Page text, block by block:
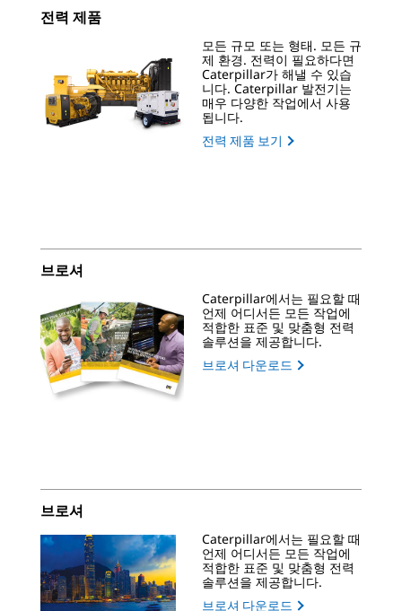
전력 제품
모든 규모 또는 형태. 모든 규
제 환경. 전력이 필요하다면
Caterpillar가 해낼 수 있습
니다. Caterpillar 발전기는
매우 다양한 작업에서 사용
됩니다.
전력 제품 보기
브로셔
Caterpillar에서는 필요할 때
언제 어디서든 모든 작업에
적합한 표준 및 맞춤형 전력
솔루션을 제공합니다.
브로셔 다운로드
브로셔
Caterpillar에서는 필요할 때
언제 어디서든 모든 작업에
적합한 표준 및 맞춤형 전력
솔루션을 제공합니다.
브로셔 다운로드